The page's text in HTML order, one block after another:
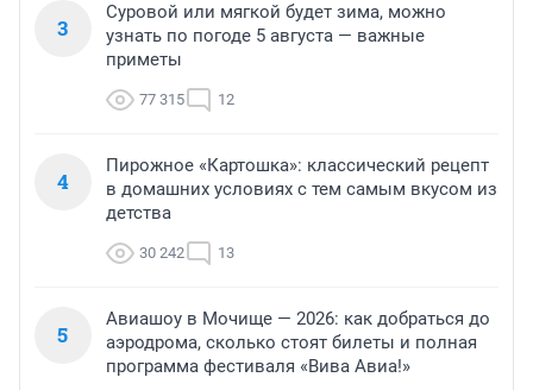
3
Суровой или мягкой будет зима, можно
узнать по погоде 5 августа — важные
приметы
77 315 12
4
Пирожное «Картошка»: классический рецепт
в домашних условиях с тем самым вкусом из
детства
30 242 13
5
Авиашоу в Мочище — 2026: как добраться до
аэродрома, сколько стоят билеты и полная
программа фестиваля «Вива Авиа!»